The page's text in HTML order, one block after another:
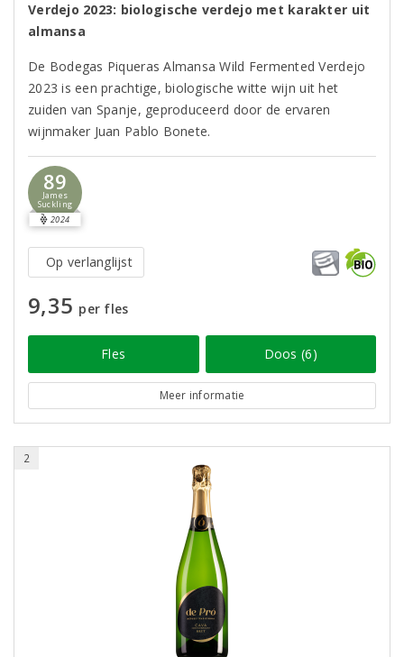
Verdejo 2023: biologische verdejo met karakter uit
almansa
De Bodegas Piqueras Almansa Wild Fermented Verdejo
2023 is een prachtige, biologische witte wijn uit het
zuiden van Spanje, geproduceerd door de ervaren
wijnmaker Juan Pablo Bonete.
89
James
Suckling
2024
Op verlanglijst
9,35 per fles
Fles Doos (6)
Meer informatie
2